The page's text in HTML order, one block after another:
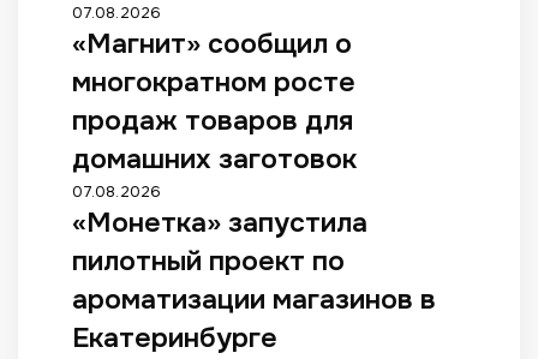
07.08.2026
«Магнит» сообщил о
многократном росте
продаж товаров для
домашних заготовок
07.08.2026
«Монетка» запустила
пилотный проект по
ароматизации магазинов в
Екатеринбурге